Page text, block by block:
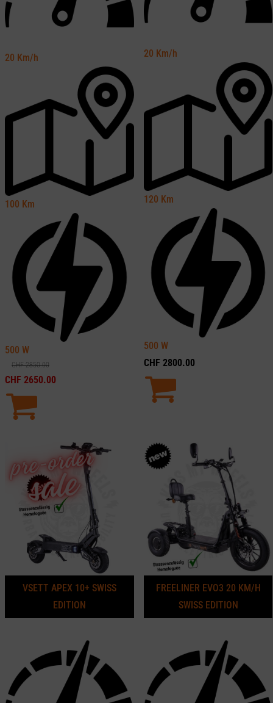
20 Km/h
100 Km
500 W
CHF2850.00
CHF 2650.00
20 Km/h
120 Km
500 W
CHF 2800.00
VSETT APEX 10+ SWISS
EDITION
FREELINER EVO3 20 KM/H
SWISS EDITION